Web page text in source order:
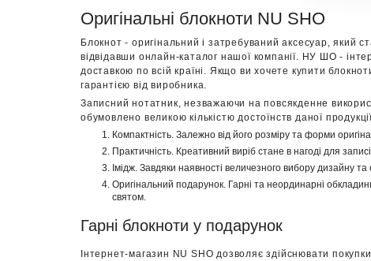
Оригінальні блокноти NU SHO
Блокнот - оригінальний і затребуваний аксесуар, який
відвідавши онлайн-каталог нашої компанії. НУ ШО -
доставкою по всій країні. Якщо ви хочете купити
гарантією від виробника.
Записний нотатник, незважаючи на повсякденне
обумовлено великою кількістю достоїнств даної
Компактність. Залежно від його розміру та форми
Практичність. Креативний виріб стане в нагоді для
Імідж. Завдяки наявності величезного вибору
Оригінальний подарунок. Гарні та неординарні
святом.
Гарні блокноти у подарунок
Інтернет-магазин NU SHO дозволяє здійснювати